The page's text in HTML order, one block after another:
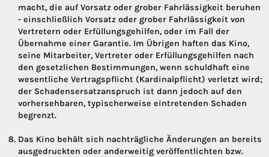
macht, die auf Vorsatz oder grober Fahrlässigkeit beruhen
- einschließlich Vorsatz oder grober Fahrlässigkeit von
Vertretern oder Erfüllungsgehilfen, oder im Fall der
Übernahme einer Garantie. Im Übrigen haften das Kino,
seine Mitarbeiter, Vertreter oder Erfüllungsgehilfen nach
den gesetzlichen Bestimmungen, wenn schuldhaft eine
wesentliche Vertragspflicht (Kardinalpflicht) verletzt wird;
der Schadensersatzanspruch ist dann jedoch auf den
vorhersehbaren, typischerweise eintretenden Schaden
begrenzt.
Das Kino behält sich nachträgliche Änderungen an bereits
ausgedruckten oder anderweitig veröffentlichten bzw.